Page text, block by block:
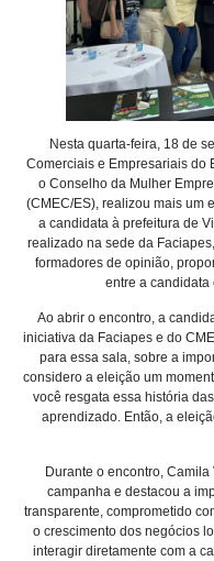
Nesta quarta-feira, 18 de
Comerciais e Empresariais do
o Conselho da Mulher
(CMEC/ES), realizou mais um
a candidata à prefeitura de
realizado na sede da
formadores de opinião,
entre a candidata
Ao abrir o encontro, a
iniciativa da Faciapes e do
para essa sala, sobre a
considero a eleição um
você resgata essa história
aprendizado. Então, a
Durante o encontro,
campanha e destacou a
transparente, comprometido
o crescimento dos negócios
interagir diretamente com a